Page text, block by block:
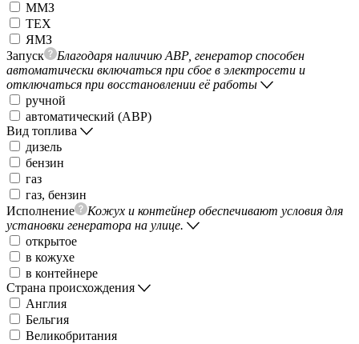
ММЗ
ТЕХ
ЯМЗ
Запуск
Благодаря наличию АВР, генератор способен
автоматически включаться при сбое в электросети и
отключаться при восстановлении её работы
ручной
автоматический (АВР)
Вид топлива
дизель
бензин
газ
газ, бензин
Исполнение
Кожух и контейнер обеспечивают условия для
установки генератора на улице.
открытое
в кожухе
в контейнере
Страна происхождения
Англия
Бельгия
Великобритания